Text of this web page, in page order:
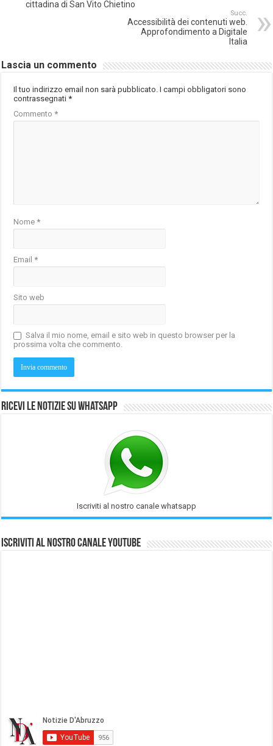
cittadina di San Vito Chietino
Succ.
Accessibilità dei contenuti web.
Approfondimento a Digitale
Italia
Lascia un commento
Il tuo indirizzo email non sarà pubblicato. I campi obbligatori sono
contrassegnati*
Commento*
Nome*
Email*
Sito web
Salva il mio nome, email e sito web in questo browser per la
prossima volta che commento.
Ricevi le notizie su Whatsapp
Iscriviti al nostro canale whatsapp
Iscriviti al nostro Canale Youtube